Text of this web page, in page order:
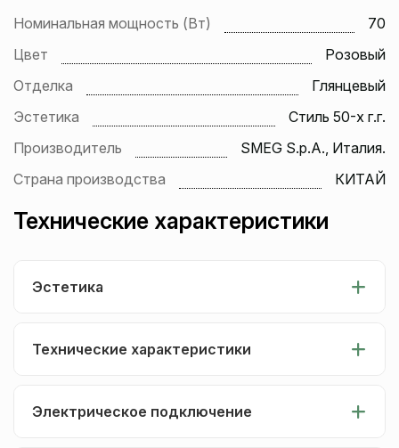
Номинальная мощность (Вт)
70
Цвет
Розовый
Отделка
Глянцевый
Эстетика
Стиль 50-х г.г.
Производитель
SMEG S.p.A., Италия.
Страна производства
КИТАЙ
Технические характеристики
Эстетика
Технические характеристики
Электрическое подключение